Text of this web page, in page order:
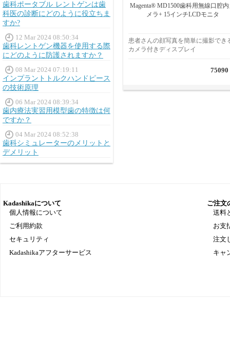
歯科ポータブル レントゲンは歯
科医の診断にどのように役立ちま
すか?
12 Mar 2024 08:50:34
歯科レントゲン機器を使用する際
にどのように防護されますか？
08 Mar 2024 07:19:11
インプラントトルクハンドピース
の技術原理
06 Mar 2024 08:39:34
歯内療法実習用模型歯の特徴は何
ですか？
04 Mar 2024 08:52:38
歯科シミュレーターのメリットと
デメリット
Magenta® MD1500歯科用無線口腔
メラ+ 15インチLCDモニタ
患者さんの顔写真を簡単に撮影でき
カメラ付きディスプレイ
75090
Kadashikaについて
個人情報について
ご利用約款
セキュリティ
Kadashikaアフターサービス
ご注文
送料
お支
注文
キャ